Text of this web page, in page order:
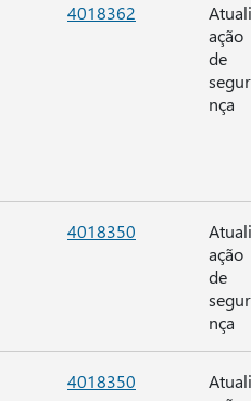
4018362
ação
de
nça
4018350
ação
de
nça
4018350